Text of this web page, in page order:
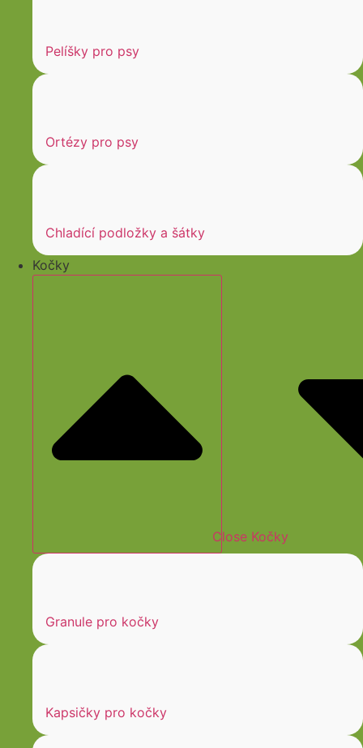
Pelíšky pro psy
Ortézy pro psy
Chladící podložky a šátky
Kočky
Close Kočky
Granule pro kočky
Kapsičky pro kočky